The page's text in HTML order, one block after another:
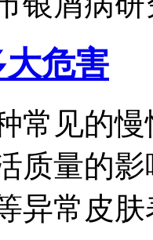
危害
常见的
质量的
异常皮